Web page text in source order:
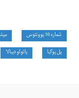
شماره 10 یوونتوس
پل پوگبا
پائولو دیبالا